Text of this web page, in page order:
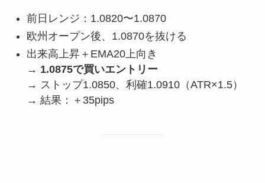
前日レンジ：1.0820〜1.0870
欧州オープン後、1.0870を抜ける
出来高上昇＋EMA20上向き
→ 1.0875で買いエントリー
→ ストップ1.0850、利確1.0910（ATR×1.5）
→ 結果：＋35pips